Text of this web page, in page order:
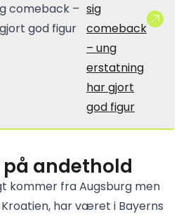
sig
comeback
– ung
erstatning
har gjort
god figur
andethold
kommer fra Augsburg men
har været i Bayerns